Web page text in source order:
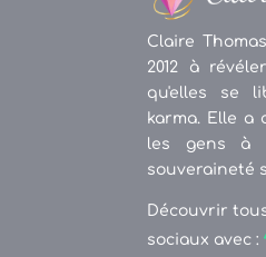
Claire
2012 à
qu'elles se
karma. Elle a
les gens à
souveraineté
Découvrir
sociaux avec :